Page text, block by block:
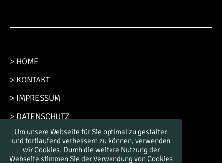
Um unsere Webseite für Sie optimal zu gestalten
und fortlaufend verbessern zu können, verwenden
wir Cookies. Durch die weitere Nutzung der
Webseite stimmen Sie der Verwendung von Cookies
> HOME
> KONTAKT
> IMPRESSUM
> DATENSCHUTZ
> TICKET-SHOP
> FAN-SHOP